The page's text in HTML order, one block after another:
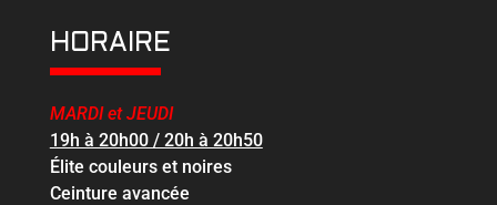
HORAIRE
MARDI et JEUDI
19h à 20h00 / 20h à 20h50
Élite couleurs et noires
Ceinture avancée